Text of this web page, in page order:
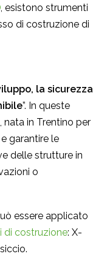
, esistono strumenti
di costruzione di
la sicurezza
”. In queste
nata in Trentino per
garantire le
delle strutture in
o
essere applicato
di costruzione: X-